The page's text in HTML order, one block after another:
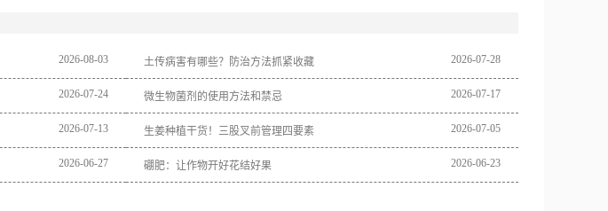
2026-08-03 土传病害有哪些？防治方法抓紧收藏 2026-07-28
2026-07-24 微生物菌剂的使用方法和禁忌 2026-07-17
2026-07-13 生姜种植干货！三股叉前管理四要素 2026-07-05
2026-06-27 硼肥：让作物开好花结好果 2026-06-23